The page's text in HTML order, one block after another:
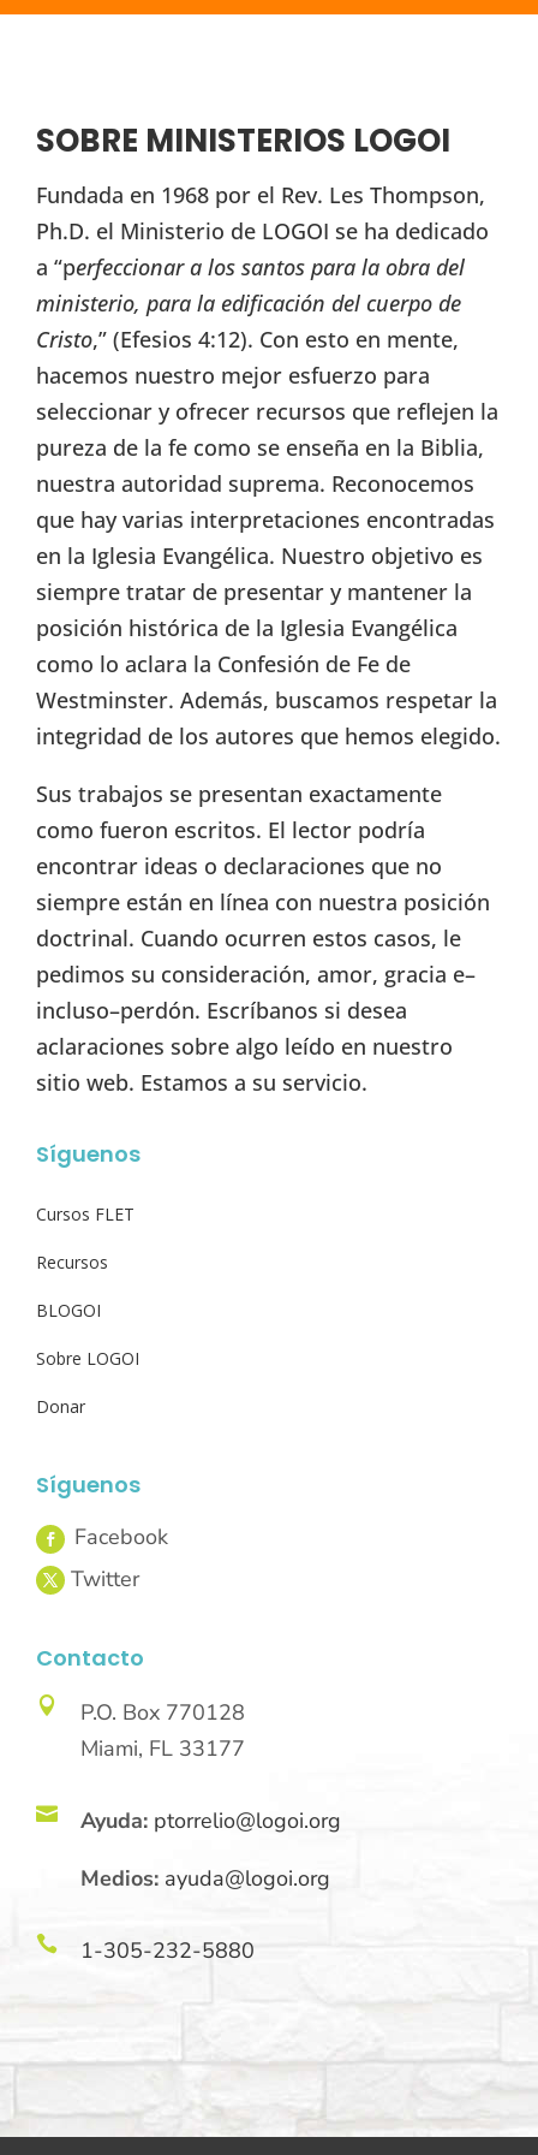
SOBRE MINISTERIOS LOGOI
Fundada en 1968 por el Rev. Les Thompson,
Ph.D. el Ministerio de LOGOI se ha dedicado
a “perfeccionar a los santos para la obra del
ministerio, para la edificación del cuerpo de
Cristo,” (Efesios 4:12). Con esto en mente,
hacemos nuestro mejor esfuerzo para
seleccionar y ofrecer recursos que reflejen la
pureza de la fe como se enseña en la Biblia,
nuestra autoridad suprema. Reconocemos
que hay varias interpretaciones encontradas
en la Iglesia Evangélica. Nuestro objetivo es
siempre tratar de presentar y mantener la
posición histórica de la Iglesia Evangélica
como lo aclara la Confesión de Fe de
Westminster. Además, buscamos respetar la
integridad de los autores que hemos elegido.
Sus trabajos se presentan exactamente
como fueron escritos. El lector podría
encontrar ideas o declaraciones que no
siempre están en línea con nuestra posición
doctrinal. Cuando ocurren estos casos, le
pedimos su consideración, amor, gracia e–
incluso–perdón. Escríbanos si desea
aclaraciones sobre algo leído en nuestro
sitio web. Estamos a su servicio.
Síguenos
Cursos FLET
Recursos
BLOGOI
Sobre LOGOI
Donar
Síguenos
Contacto

P.O. Box 770128
Miami, FL 33177
 Ayuda: ptorrelio@logoi.org
Medios: ayuda@logoi.org
 1-305-232-5880